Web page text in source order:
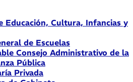
Educación, Cultura, Infancias y
de Escuelas
Consejo Administrativo de la
Pública
Privada